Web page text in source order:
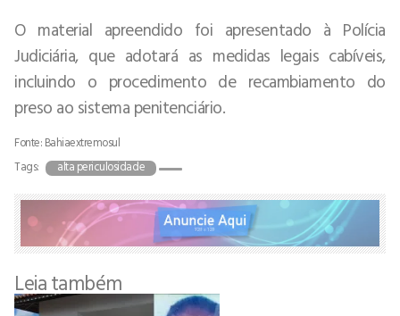
O material apreendido foi apresentado à Polícia
Judiciária, que adotará as medidas legais cabíveis,
incluindo o procedimento de recambiamento do
preso ao sistema penitenciário.
Fonte: Bahiaextremosul
Tags:
alta periculosidade
Leia também